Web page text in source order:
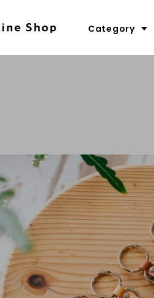
Category
キーホルダー
ステーショナ
カメラストラ
ラッピングに